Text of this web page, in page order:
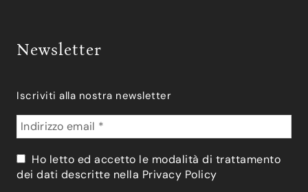
Newsletter
Iscriviti alla nostra newsletter
Ho letto ed accetto le modalità di trattamento
dei dati descritte nella Privacy Policy